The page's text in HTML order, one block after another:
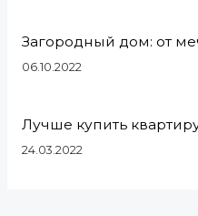
Загородный дом: от
06.10.2022
Лучше купить
24.03.2022